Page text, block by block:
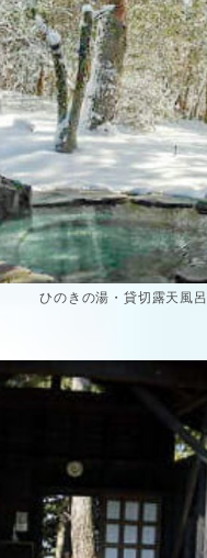
ひのきの湯・貸切露天風呂